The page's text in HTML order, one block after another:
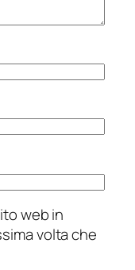
web in
volta che